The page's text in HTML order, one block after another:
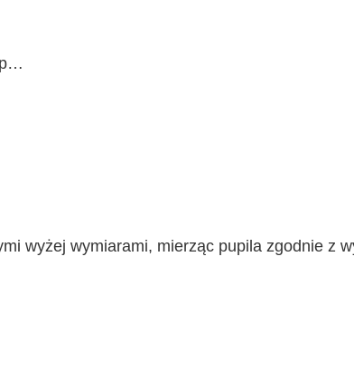
wyżej wymiarami, mierząc pupila zgodnie z